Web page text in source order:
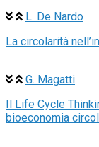
L. De Nardo
La circolarità
G. Magatti
Il Life Cycle
bioeconomia